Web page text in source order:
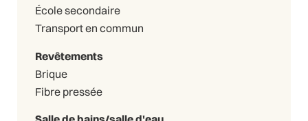
École secondaire
Transport en commun
Revêtements
Brique
Fibre pressée